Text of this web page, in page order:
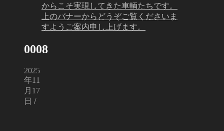
からこそ実現してきた車輌たちです。
上のバナーからどうぞご覧くださいま
すようご案内申し上げます。
0008
2025
年11
月17
日 /